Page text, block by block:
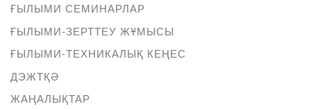
ҒЫЛЫМИ СЕМИНАРЛАР
ҒЫЛЫМИ-ЗЕРТТЕУ ЖҰМЫСЫ
ҒЫЛЫМИ-ТЕХНИКАЛЫҚ КЕҢЕС
ДЭЖТҚӘ
ЖАҢАЛЫҚТАР